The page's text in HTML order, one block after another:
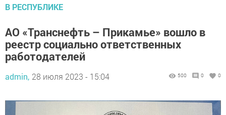
В РЕСПУБЛИКЕ
АО «Транснефть – Прикамье» вошло в
реестр социально ответственных
работодателей
admin, 28 июля 2023 - 15:04 500 0 0